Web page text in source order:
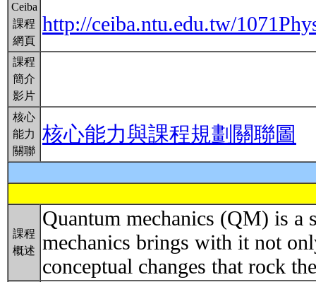
Ceiba
課程
網頁
http://ceiba.ntu.edu.tw/
課程
簡介
影片
核心
能力
關聯
核心能力與課程規劃關聯圖
課程
概述
Quantum mechanics (QM) is a
mechanics brings with it not
conceptual changes that rock